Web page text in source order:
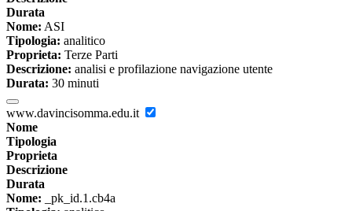
Durata
Nome: ASI
Tipologia: analitico
Proprieta: Terze Parti
Descrizione: analisi e profilazione navigazione utente
Durata: 30 minuti
www.davincisomma.edu.it
Nome
Tipologia
Proprieta
Descrizione
Durata
Nome: _pk_id.1.cb4a